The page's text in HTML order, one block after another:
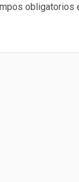
obligatorios